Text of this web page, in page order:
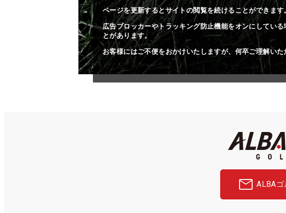
ページを更新するとサイトの閲覧を続けることができます
広告ブロッカーやトラッキング防止機能をオンにしてい
とがあります。
お客様にはご不便をおかけいたしますが、何卒ご理解いた
ALBA